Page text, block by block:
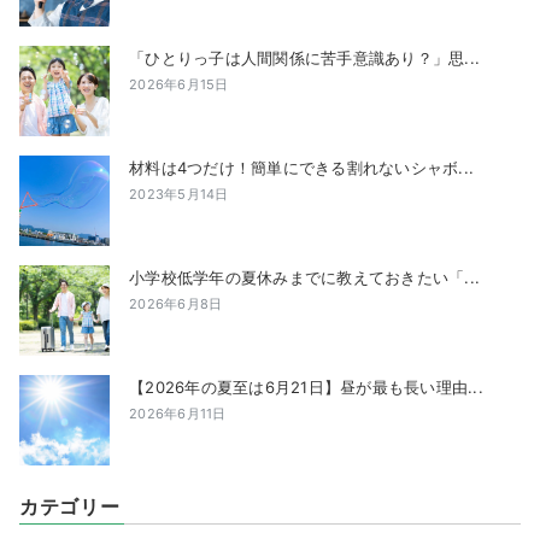
「ひとりっ子は人間関係に苦手意識あり？」思...
2026年6月15日
材料は4つだけ！簡単にできる割れないシャボ...
2023年5月14日
小学校低学年の夏休みまでに教えておきたい「...
2026年6月8日
【2026年の夏至は6月21日】昼が最も長い理由...
2026年6月11日
カテゴリー